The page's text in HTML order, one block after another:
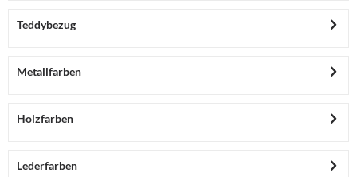
Teddybezug
Metallfarben
Holzfarben
Lederfarben